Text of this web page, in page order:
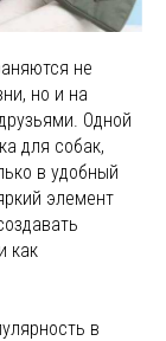
не
но и на
Одной
для собак,
в удобный
элемент
как
в